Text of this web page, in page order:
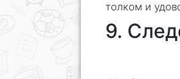
толком и
9.